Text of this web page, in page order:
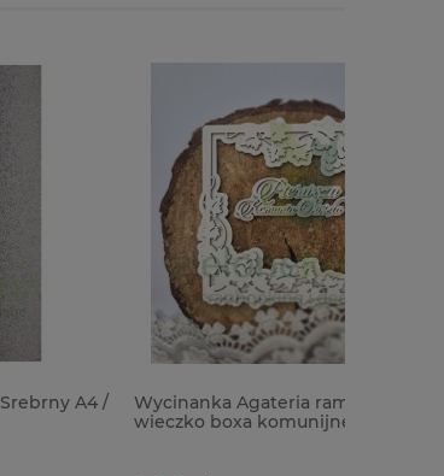
Wycinanka Agateria ramka na
wieczko boxa komunijnego / kartkę /